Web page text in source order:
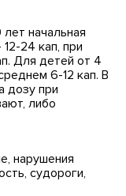
начальная
24 кап, при
Для детей от 4
6-12 кап. В
дозу при
либо
нарушения
судороги,